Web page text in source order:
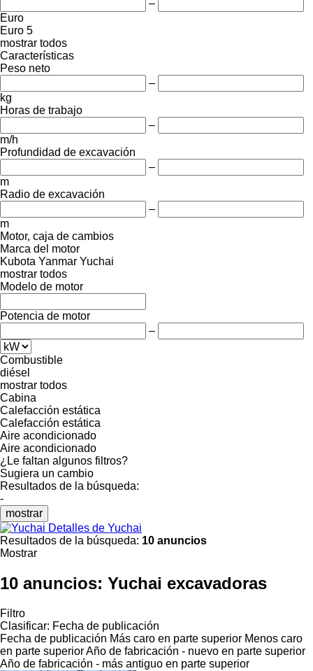
–
Euro
Euro 5
mostrar todos
Características
Peso neto
–
kg
Horas de trabajo
–
m/h
Profundidad de excavación
–
m
Radio de excavación
–
m
Motor, caja de cambios
Marca del motor
Kubota Yanmar Yuchai
mostrar todos
Modelo de motor
Potencia de motor
–
Combustible
diésel
mostrar todos
Cabina
Calefacción estática
Calefacción estática
Aire acondicionado
Aire acondicionado
¿Le faltan algunos filtros?
Sugiera un cambio
Resultados de la búsqueda:
-
mostrar
Detalles de Yuchai
Resultados de la búsqueda: 10 anuncios
Mostrar
10 anuncios: Yuchai excavadoras
Filtro
Clasificar: Fecha de publicación
Fecha de publicación Más caro en parte superior Menos caro
en parte superiorAño de fabricación - nuevo en parte superior
Año de fabricación - más antiguo en parte superior